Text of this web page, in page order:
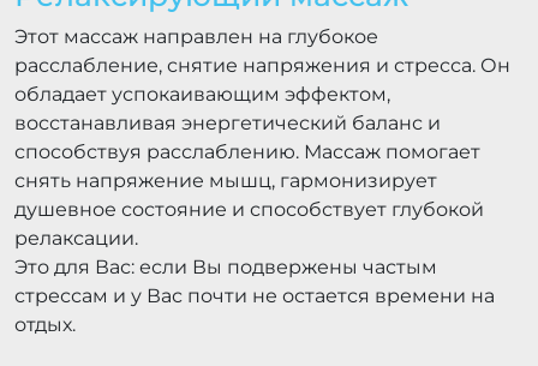
Этот массаж направлен на глубокое
расслабление, снятие напряжения и стресса. Он
обладает успокаивающим эффектом,
восстанавливая энергетический баланс и
способствуя расслаблению. Массаж помогает
снять напряжение мышц, гармонизирует
душевное состояние и способствует глубокой
релаксации.
Это для Вас: если Вы подвержены частым
стрессам и у Вас почти не остается времени на
отдых.